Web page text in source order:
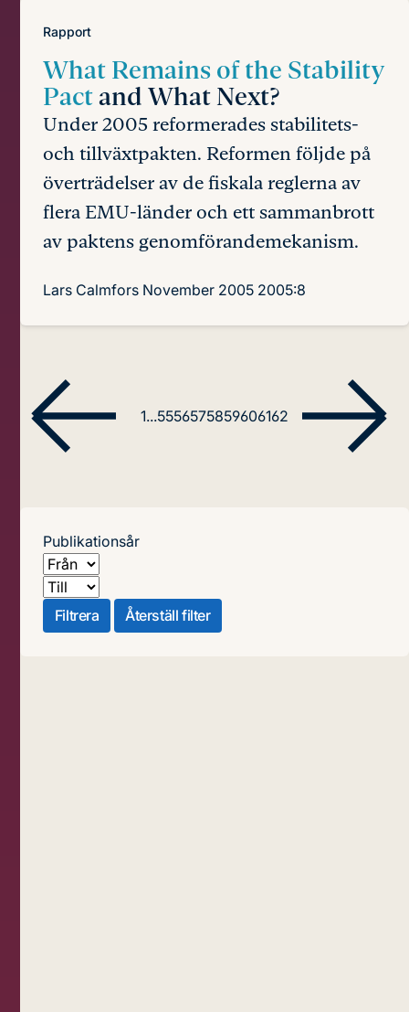
Rapport
What Remains of the Stability
Pactand What Next?
Under 2005 reformerades stabilitets-
och tillväxtpakten. Reformen följde på
överträdelser av de fiskala reglerna av
flera EMU-länder och ett sammanbrott
av paktens genomförandemekanism.
Lars Calmfors November 2005 2005:8
1...5556575859606162
Publikationsår
Från
Till
Filtrera
Återställ filter